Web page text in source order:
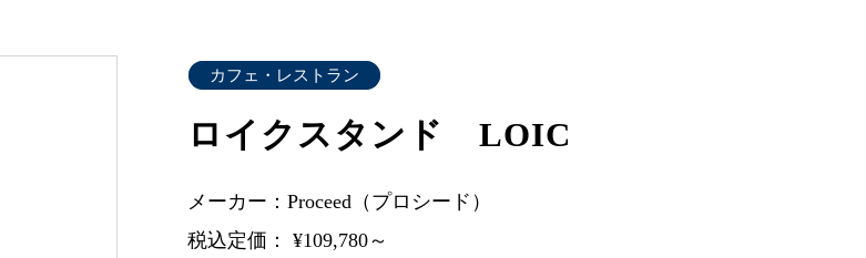
カフェ・レストラン
ロイクスタンド LOIC
メーカー：Proceed（プロシード）
税込定価： ¥109,780～